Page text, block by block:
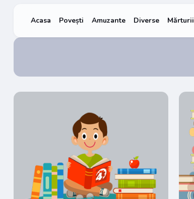
Acasa Povești Amuzante Diverse Mărturii